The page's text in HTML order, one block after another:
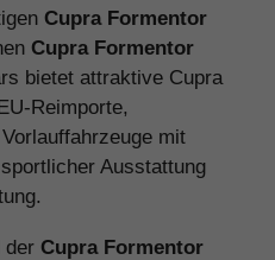
Cupra Formentor
Cupra Formentor
bietet attraktive Cupra
Reimporte,
mit
Ausstattung
der Cupra Formentor